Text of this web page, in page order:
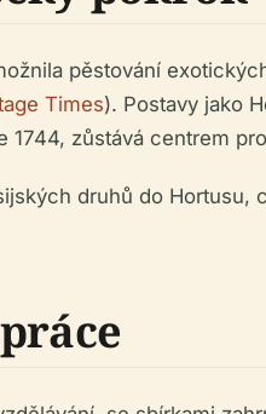
pěstování
Times). Postavy jako
1744, zůstává centrem
druhů do